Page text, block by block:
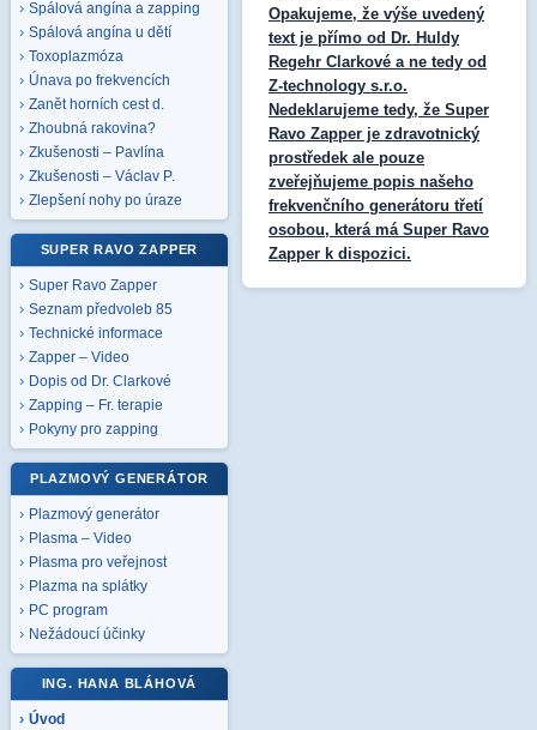
Spálová angína a zapping
Spálová angína u dětí
Toxoplazmóza
Únava po frekvencích
Zanět horních cest d.
Zhoubná rakovina?
Zkušenosti – Pavlína
Zkušenosti – Václav P.
Zlepšení nohy po úraze
SUPER RAVO ZAPPER
Super Ravo Zapper
Seznam předvoleb 85
Technické informace
Zapper – Video
Dopis od Dr. Clarkové
Zapping – Fr. terapie
Pokyny pro zapping
PLAZMOVÝ GENERÁTOR
Plazmový generátor
Plasma – Video
Plasma pro veřejnost
Plazma na splátky
PC program
Nežádoucí účinky
ING. HANA BLÁHOVÁ
Úvod
Opakujeme, že výše uvedený
text je přímo od Dr. Huldy
Regehr Clarkové a ne tedy od
Z-technology s.r.o.
Nedeklarujeme tedy, že Super
Ravo Zapper je zdravotnický
prostředek ale pouze
zveřejňujeme popis našeho
frekvenčního generátoru třetí
osobou, která má Super Ravo
Zapper k dispozici.